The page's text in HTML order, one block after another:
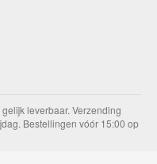
leverbaar. Verzending
Bestellingen vóór 15:00 op